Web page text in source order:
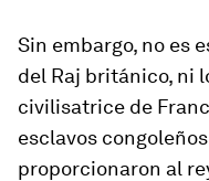
Sin embargo, no es
del Raj británico, ni
civilisatrice de
esclavos
proporcionaron al